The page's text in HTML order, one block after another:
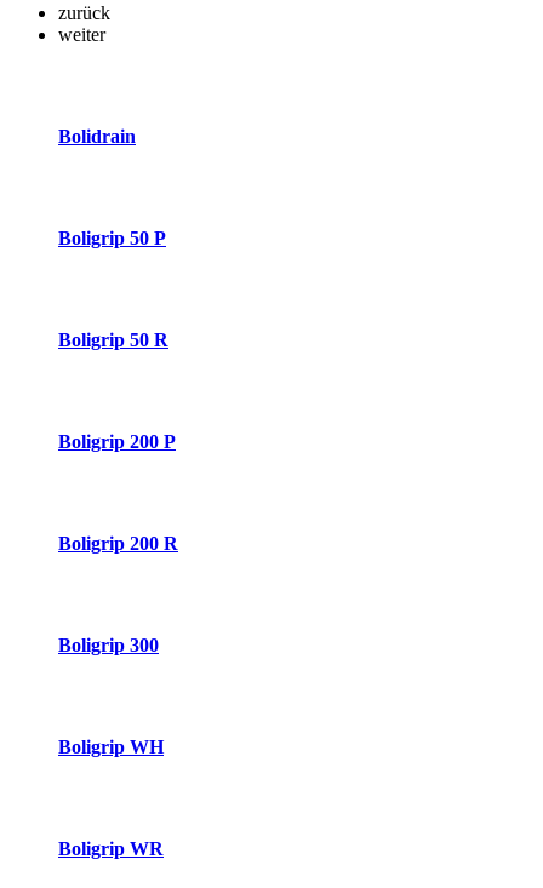
zurück
weiter
Bolidrain
Boligrip 50 P
Boligrip 50 R
Boligrip 200 P
Boligrip 200 R
Boligrip 300
Boligrip WH
Boligrip WR